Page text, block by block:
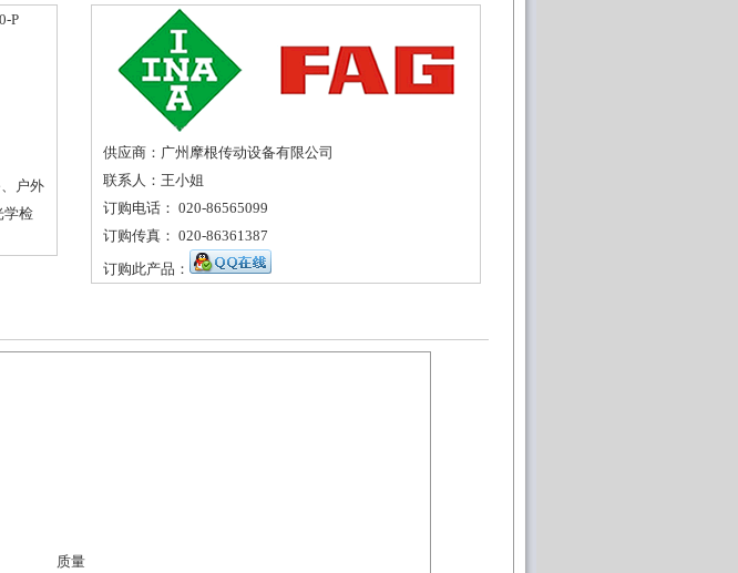
P
户外
学检
供应商：广州摩根传动设备有限公司
联系人：王小姐
订购电话： 020-86565099
订购传真： 020-86361387
订购此产品：
质量